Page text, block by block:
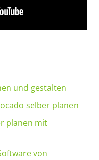
und gestalten
selber planen
planen mit
von